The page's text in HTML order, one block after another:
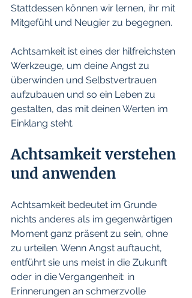
Stattdessen können wir lernen, ihr mit
Mitgefühl und Neugier zu begegnen.
Achtsamkeit ist eines der hilfreichsten
Werkzeuge, um deine Angst zu
überwinden und Selbstvertrauen
aufzubauen und so ein Leben zu
gestalten, das mit deinen Werten im
Einklang steht.
Achtsamkeit verstehen
und anwenden
Achtsamkeit bedeutet im Grunde
nichts anderes als im gegenwärtigen
Moment ganz präsent zu sein, ohne
zu urteilen. Wenn Angst auftaucht,
entführt sie uns meist in die Zukunft
oder in die Vergangenheit: in
Erinnerungen an schmerzvolle